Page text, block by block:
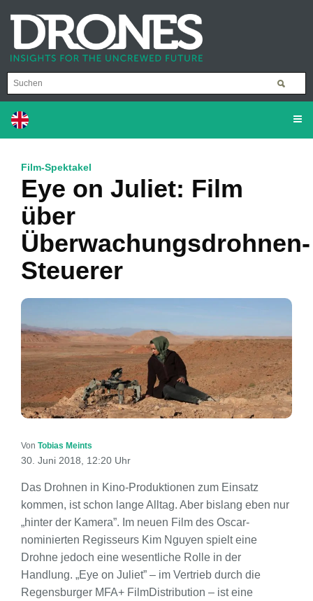
Film-Spektakel
Eye on Juliet: Film
über
Überwachungsdrohnen-
Steuerer
Von Tobias Meints
30. Juni 2018, 12:20 Uhr
Das Drohnen in Kino-Produktionen zum Einsatz
kommen, ist schon lange Alltag. Aber bislang eben nur
„hinter der Kamera”. Im neuen Film des Oscar-
nominierten Regisseurs Kim Nguyen spielt eine
Drohne jedoch eine wesentliche Rolle in der
Handlung. „Eye on Juliet” – im Vertrieb durch die
Regensburger MFA+ FilmDistribution – ist eine